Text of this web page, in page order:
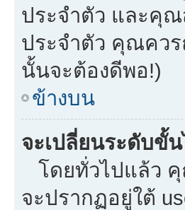
ประจำตัว และคุณ
ประจำตัว คุณควร
นั้นจะต้องดีพอ!)
ข้างบน
จะเปลี่ยนระดับขั้น
โดยทั่วไปแล้ว
จะปรากฏอยู่ใต้